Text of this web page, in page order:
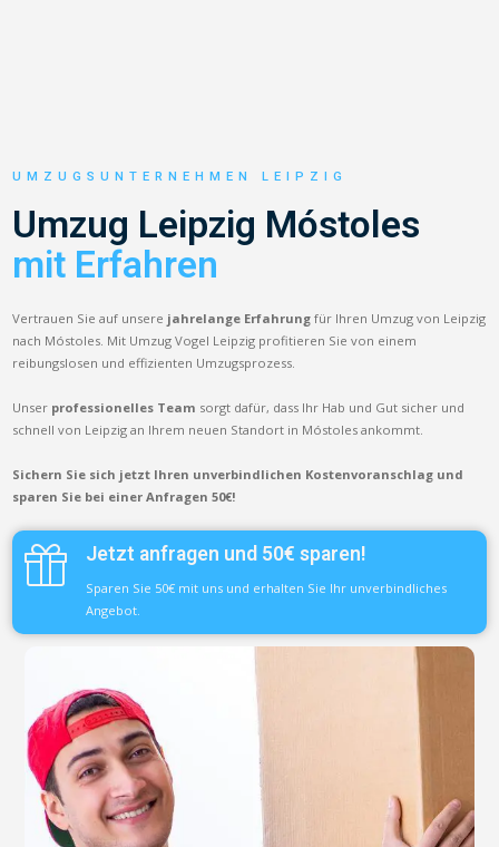
UMZUGSUNTERNEHMEN LEIPZIG
Umzug Leipzig Móstoles
mit Erfahren
Vertrauen Sie auf unsere jahrelange Erfahrung für Ihren Umzug von Leipzig
nach Móstoles. Mit Umzug Vogel Leipzig profitieren Sie von einem
reibungslosen und effizienten Umzugsprozess.
Unser professionelles Team sorgt dafür, dass Ihr Hab und Gut sicher und
schnell von Leipzig an Ihrem neuen Standort in Móstoles ankommt.
Sichern Sie sich jetzt Ihren unverbindlichen Kostenvoranschlag und
sparen Sie bei einer Anfragen 50€!
Jetzt anfragen und 50€ sparen!
Sparen Sie 50€ mit uns und erhalten Sie Ihr unverbindliches
Angebot.